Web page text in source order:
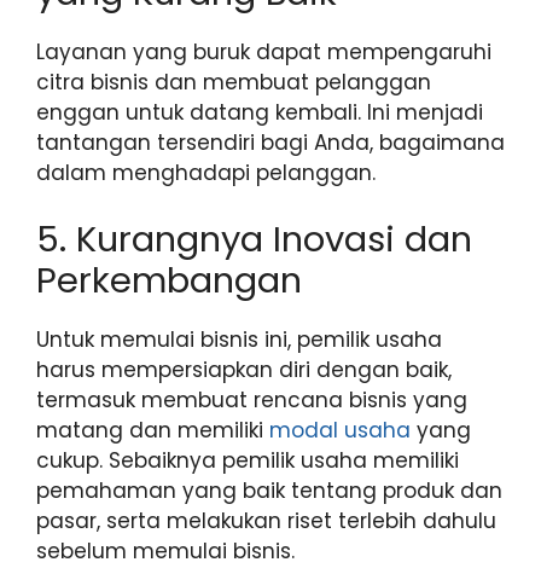
Layanan yang buruk dapat mempengaruhi
citra bisnis dan membuat pelanggan
enggan untuk datang kembali. Ini menjadi
tantangan tersendiri bagi Anda, bagaimana
dalam menghadapi pelanggan.
5. Kurangnya Inovasi dan
Perkembangan
Untuk memulai bisnis ini, pemilik usaha
harus mempersiapkan diri dengan baik,
termasuk membuat rencana bisnis yang
matang dan memiliki modal usaha yang
cukup. Sebaiknya pemilik usaha memiliki
pemahaman yang baik tentang produk dan
pasar, serta melakukan riset terlebih dahulu
sebelum memulai bisnis.